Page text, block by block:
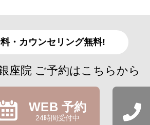
・カウンセリング無料!
座院 ご予約はこちらから
WEB 予約
24時間受付中